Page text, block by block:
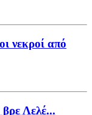
νεκροί από
Λελέ...